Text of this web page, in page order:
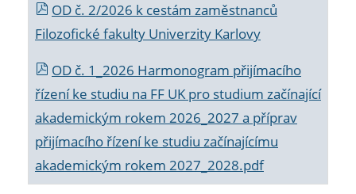
OD č. 2/2026 k cestám zaměstnanců
Filozofické fakulty Univerzity Karlovy
OD č. 1_2026 Harmonogram přijímacího
řízení ke studiu na FF UK pro studium začínající
akademickým rokem 2026_2027 a příprav
přijímacího řízení ke studiu začínajícímu
akademickým rokem 2027_2028.pdf